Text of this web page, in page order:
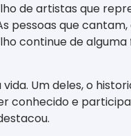
de artistas que
pessoas que
continue de
Um deles, o
e